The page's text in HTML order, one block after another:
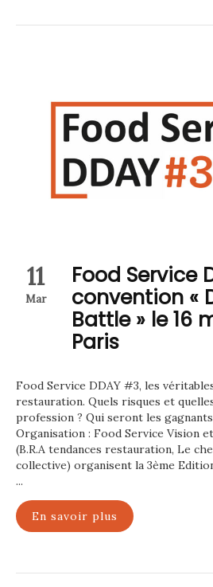
11
Mar
Food Service
convention «
Battle » le 16
Paris
Food Service DDAY #3, les
restauration. Quels risques et
profession ? Qui seront les
Organisation : Food Service Vision
(B.R.A tendances restauration, Le
collective) organisent la 3ème
...
En savoir plus